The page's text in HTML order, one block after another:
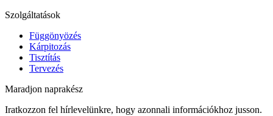
Szolgáltatások
Függönyözés
Kárpitozás
Tisztítás
Tervezés
Maradjon naprakész
Iratkozzon fel hírlevelünkre, hogy azonnali információkhoz jusson.